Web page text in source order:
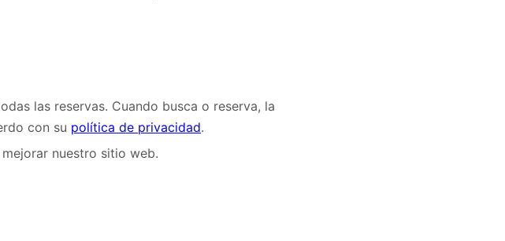
las reservas. Cuando busca o reserva, la
con su política de privacidad.
nuestro sitio web.